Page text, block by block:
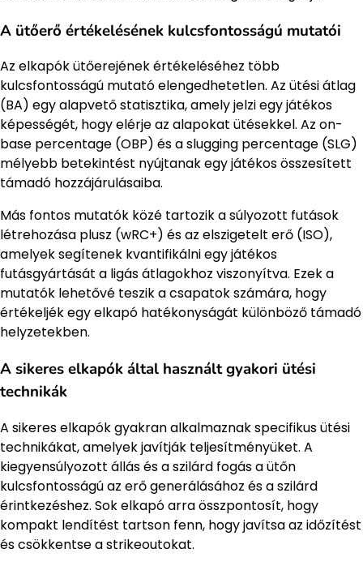
A ütőerő értékelésének kulcsfontosságú mutatói
Az elkapók ütőerejének értékeléséhez több
kulcsfontosságú mutató elengedhetetlen. Az ütési átlag
(BA) egy alapvető statisztika, amely jelzi egy játékos
képességét, hogy elérje az alapokat ütésekkel. Az on-
base percentage (OBP) és a slugging percentage (SLG)
mélyebb betekintést nyújtanak egy játékos összesített
támadó hozzájárulásaiba.
Más fontos mutatók közé tartozik a súlyozott futások
létrehozása plusz (wRC+) és az elszigetelt erő (ISO),
amelyek segítenek kvantifikálni egy játékos
futásgyártását a ligás átlagokhoz viszonyítva. Ezek a
mutatók lehetővé teszik a csapatok számára, hogy
értékeljék egy elkapó hatékonyságát különböző támadó
helyzetekben.
A sikeres elkapók által használt gyakori ütési
technikák
A sikeres elkapók gyakran alkalmaznak specifikus ütési
technikákat, amelyek javítják teljesítményüket. A
kiegyensúlyozott állás és a szilárd fogás a ütőn
kulcsfontosságú az erő generálásához és a szilárd
érintkezéshez. Sok elkapó arra összpontosít, hogy
kompakt lendítést tartson fenn, hogy javítsa az időzítést
és csökkentse a strikeoutokat.